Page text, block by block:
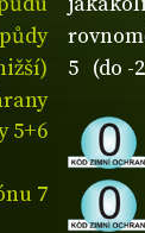
5 (do -
5+6
7